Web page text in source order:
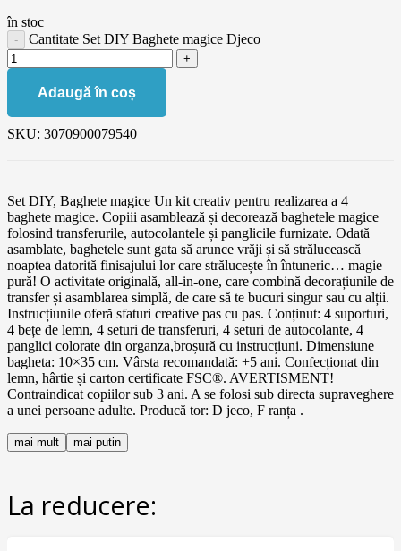
în stoc
Cantitate Set DIY Baghete magice Djeco
Adaugă în coș
SKU: 3070900079540
Set DIY, Baghete magice Un kit creativ pentru realizarea a 4
baghete magice. Copiii asamblează și decorează baghetele magice
folosind transferurile, autocolantele și panglicile furnizate. Odată
asamblate, baghetele sunt gata să arunce vrăji și să strălucească
noaptea datorită finisajului lor care strălucește în întuneric… magie
pură! O activitate originală, all-in-one, care combină decorațiunile de
transfer și asamblarea simplă, de care să te bucuri singur sau cu alții.
Instrucțiunile oferă sfaturi creative pas cu pas. Conținut: 4 suporturi,
4 bețe de lemn, 4 seturi de transferuri, 4 seturi de autocolante, 4
panglici colorate din organza,broșură cu instrucțiuni. Dimensiune
bagheta: 10×35 cm. Vârsta recomandată: +5 ani. Confecționat din
lemn, hârtie și carton certificate FSC®. AVERTISMENT!
Contraindicat copiilor sub 3 ani. A se folosi sub directa supraveghere
a unei persoane adulte. Producă tor: D jeco, F ranța .
mai mult mai putin
La reducere: